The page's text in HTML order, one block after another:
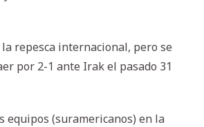
repesca internacional, pero se
por 2-1 ante Irak el pasado 31
equipos (suramericanos) en la